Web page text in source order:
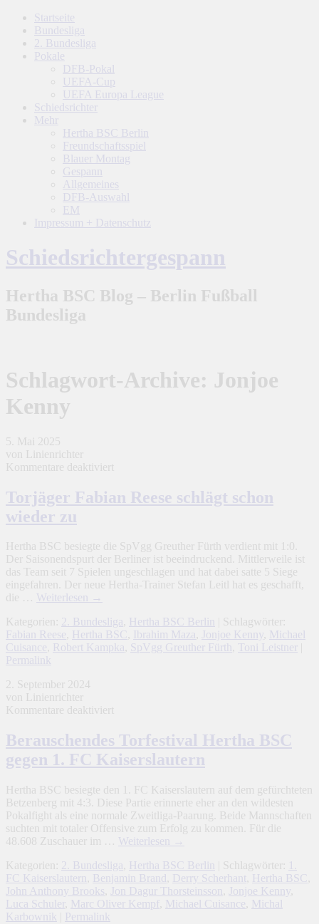
Startseite
Bundesliga
2. Bundesliga
Pokale
DFB-Pokal
UEFA-Cup
UEFA Europa League
Schiedsrichter
Mehr
Hertha BSC Berlin
Freundschaftsspiel
Blauer Montag
Gespann
Allgemeines
DFB-Auswahl
EM
Impressum + Datenschutz
Schiedsrichtergespann
Hertha BSC Blog – Berlin Fußball
Bundesliga
Schlagwort-Archive: Jonjoe
Kenny
5. Mai 2025
von Linienrichter
Kommentare deaktiviert
Fabian
Reese
wieder
zu
Torjäger Fabian Reese schlägt schon
wieder zu
Hertha BSC besiegte die SpVgg Greuther Fürth verdient mit 1:0.
Der Saisonendspurt der Berliner ist beeindruckend. Mittlerweile ist
das Team seit 7 Spielen ungeschlagen und hat dabei satte 5 Siege
eingefahren. Der neue Hertha-Trainer Stefan Leitl hat es geschafft,
die … Weiterlesen →
Kategorien: 2. Bundesliga, Hertha BSC Berlin | Schlagwörter:
Fabian Reese, Hertha BSC , Ibrahim Maza, Jonjoe Kenny , Michael
Cuisance, Robert Kampka, SpVgg Greuther Fürth, Toni Leistner
Permalink
2. September 2024
von Linienrichter
Kommentare deaktiviert
Torfestival
Hertha
BSC
FC
Kaiserslautern
Berauschendes Torfestival Hertha BSC
gegen 1. FC Kaiserslautern
Hertha BSC besiegte den 1. FC Kaiserslautern auf dem gefürchteten
Betzenberg mit 4:3. Diese Partie erinnerte eher an den wildesten
Pokalfight als eine normale Zweitliga-Paarung. Beide Mannschaften
suchten mit totaler Offensive zum Erfolg zu kommen. Für die
48.608 Zuschauer im … Weiterlesen
→
Kategorien:
2. Bundesliga Hertha BSC Berlin | Schlagwörter:
FC Kaiserslautern
Benjamin Brand Derry Scherhant Hertha BSC
John Anthony Brooks
Jon Dagur Thorsteinsson Jonjoe Kenny
Luca Schuler
Marc Oliver Kempf Michael Cuisance
Michal
Karbownik
Permalink